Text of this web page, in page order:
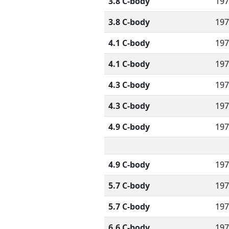
3.8 C-body
4.1 C-body
4.1 C-body
4.3 C-body
4.3 C-body
4.9 C-body
4.9 C-body
5.7 C-body
5.7 C-body